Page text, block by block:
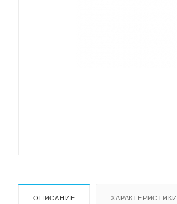
ОПИСАНИЕ ХАРАКТЕРИСТИКИ